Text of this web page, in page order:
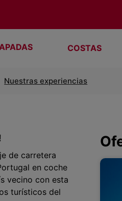
COSTAS
Nuestras experiencias
de carretera
en coche
vecino con esta
turísticos del